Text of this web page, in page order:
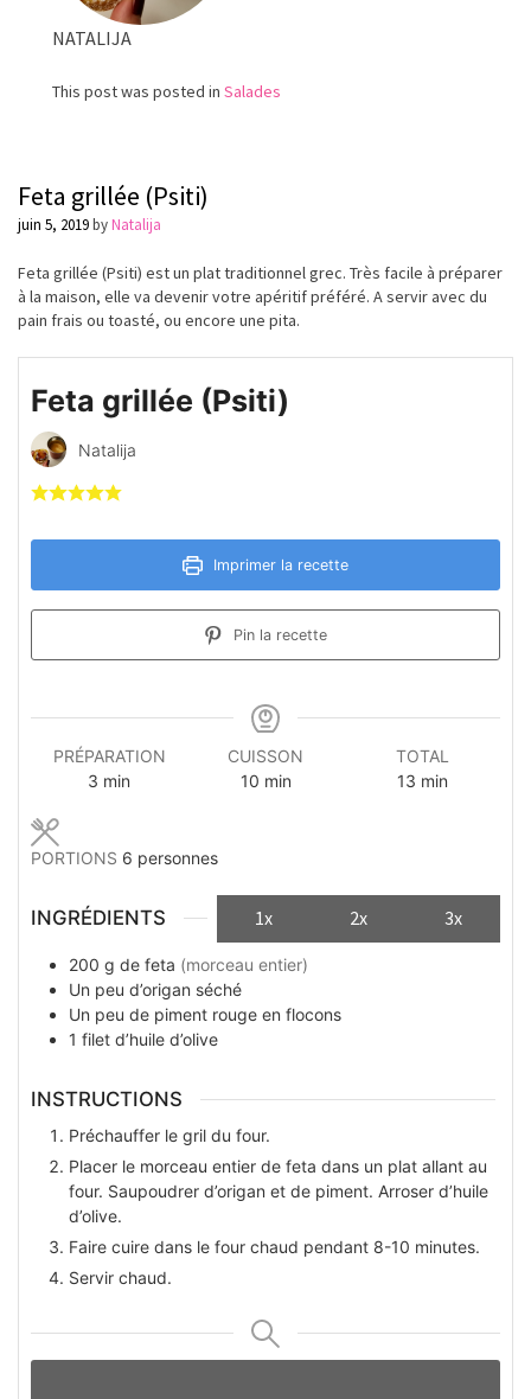
NATALIJA
This post was posted in Salades
Feta grillée (Psiti)
juin 5, 2019byNatalija
Feta grillée (Psiti) est un plat traditionnel grec. Très facile à préparer
à la maison, elle va devenir votre apéritif préféré. A servir avec du
pain frais ou toasté, ou encore une pita.
Feta grillée (Psiti)
Natalija
Imprimer la recette
Pin la recette
PRÉPARATION
3 minutes
min
CUISSON
10minutes
min
TOTAL
13minutes
min
PORTIONS 6 personnes
INGRÉDIENTS 1x 2x 3x
200 g de feta (morceau entier)
Un peu d’origan séché
Un peu de piment rouge en flocons
1 filet d’huile d’olive
INSTRUCTIONS
Préchauffer le gril du four.
Placer le morceau entier de feta dans un plat allant au
four. Saupoudrer d’origan et de piment. Arroser d’huile
d’olive.
Faire cuire dans le four chaud pendant 8-10 minutes.
Servir chaud.